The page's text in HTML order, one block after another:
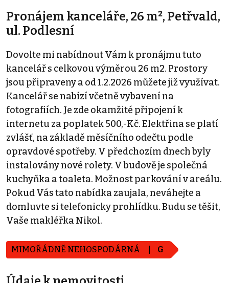
Pronájem kanceláře, 26 m², Petřvald,
ul. Podlesní
Dovolte mi nabídnout Vám k pronájmu tuto
kancelář s celkovou výměrou 26 m2. Prostory
jsou připraveny a od 1.2.2026 můžete již využívat.
Kancelář se nabízí včetně vybavení na
fotografiích. Je zde okamžité připojení k
internetu za poplatek 500,-Kč. Elektřina se platí
zvlášť, na základě měsíčního odečtu podle
opravdové spotřeby. V předchozím dnech byly
instalovány nové rolety. V budově je společná
kuchyňka a toaleta. Možnost parkování v areálu.
Pokud Vás tato nabídka zaujala, neváhejte a
domluvte si telefonicky prohlídku. Budu se těšit,
Vaše makléřka Nikol.
MIMOŘÁDNĚ NEHOSPODÁRNÁ G